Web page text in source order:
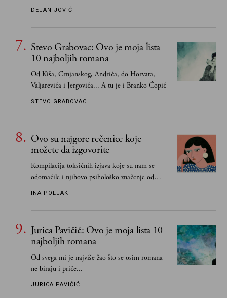
Smatrao sam da su "klasici" već dovoljno
DEJAN JOVIĆ
Stevo Grabovac: Ovo je moja lista
10 najboljih romana
Od Kiša, Crnjanskog, Andrića, do Horvata,
Valjarevića i Jergovića... A tu je i Branko Ćopić
STEVO GRABOVAC
Ovo su najgore rečenice koje
možete da izgovorite
Kompilacija toksičnih izjava koje su nam se
odomaćile i njihovo psihološko značenje od
INA POLJAK
Jurica Pavičić: Ovo je moja lista 10
najboljih romana
Od svega mi je najviše žao što se osim romana
ne biraju i priče...
JURICA PAVIČIĆ